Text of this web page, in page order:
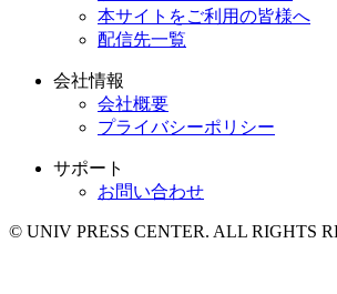
本サイトをご利用の皆様へ
配信先一覧
会社情報
会社概要
プライバシーポリシー
サポート
お問い合わせ
© UNIV PRESS CENTER. ALL RIGHTS